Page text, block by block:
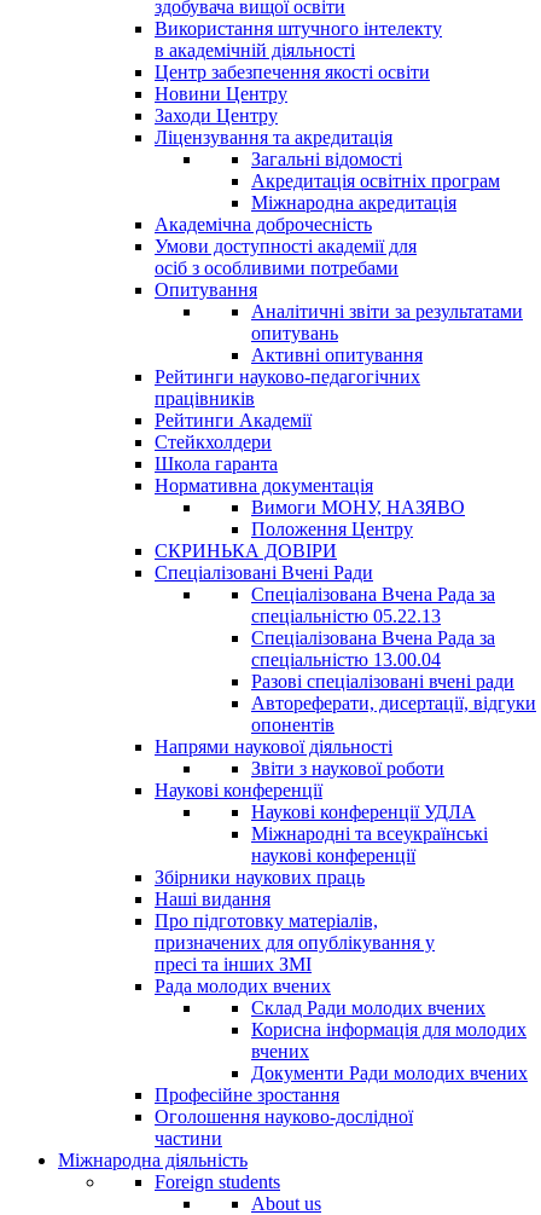
здобувача вищої освіти
Використання штучного інтелекту
в академічній діяльності
Центр забезпечення якості освіти
Новини Центру
Заходи Центру
Ліцензування та акредитація
Загальні відомості
Акредитація освітніх програм
Міжнародна акредитація
Академічна доброчесність
Умови доступності академії для
осіб з особливими потребами
Опитування
Аналітичні звіти за результатами
опитувань
Активні опитування
Рейтинги науково-педагогічних
працівників
Рейтинги Академії
Стейкхолдери
Школа гаранта
Нормативна документація
Вимоги МОНУ, НАЗЯВО
Положення Центру
СКРИНЬКА ДОВІРИ
Спеціалізовані Вчені Ради
Спеціалізована Вчена Рада за
спеціальністю 05.22.13
Спеціалізована Вчена Рада за
спеціальністю 13.00.04
Разові спеціалізовані вчені ради
Автореферати, дисертації, відгуки
опонентів
Напрями наукової діяльності
Звіти з наукової роботи
Наукові конференції
Наукові конференції УДЛА
Міжнародні та всеукраїнські
наукові конференції
Збірники наукових праць
Наші видання
Про підготовку матеріалів,
призначених для опублікування у
пресі та інших ЗМІ
Рада молодих вчених
Склад Ради молодих вчених
Корисна інформація для молодих
вчених
Документи Ради молодих вчених
Професійне зростання
Оголошення науково-дослідної
частини
Міжнародна діяльність
Foreign students
About us